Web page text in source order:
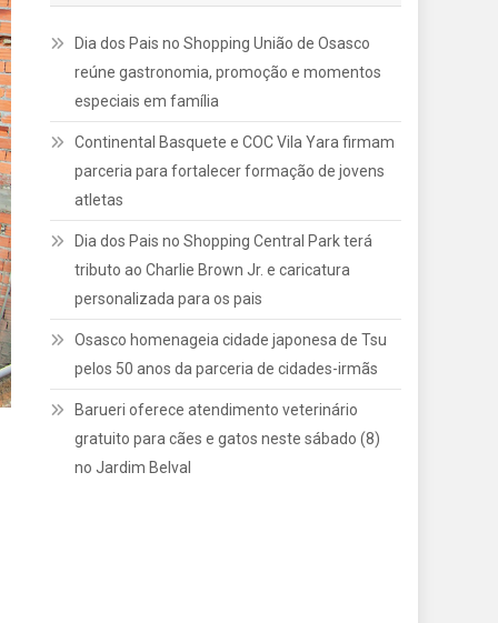
Dia dos Pais no Shopping União de Osasco
reúne gastronomia, promoção e momentos
especiais em família
Continental Basquete e COC Vila Yara firmam
parceria para fortalecer formação de jovens
atletas
Dia dos Pais no Shopping Central Park terá
tributo ao Charlie Brown Jr. e caricatura
personalizada para os pais
Osasco homenageia cidade japonesa de Tsu
pelos 50 anos da parceria de cidades-irmãs
Barueri oferece atendimento veterinário
gratuito para cães e gatos neste sábado (8)
no Jardim Belval